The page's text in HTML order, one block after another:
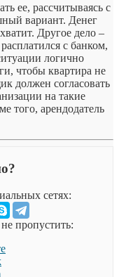
ее, рассчитываясь с
вариант. Денег
Другое дело –
с банком,
логично
чтобы квартира не
должен согласовать
на такие
того, арендодатель
сетях:
пропустить: